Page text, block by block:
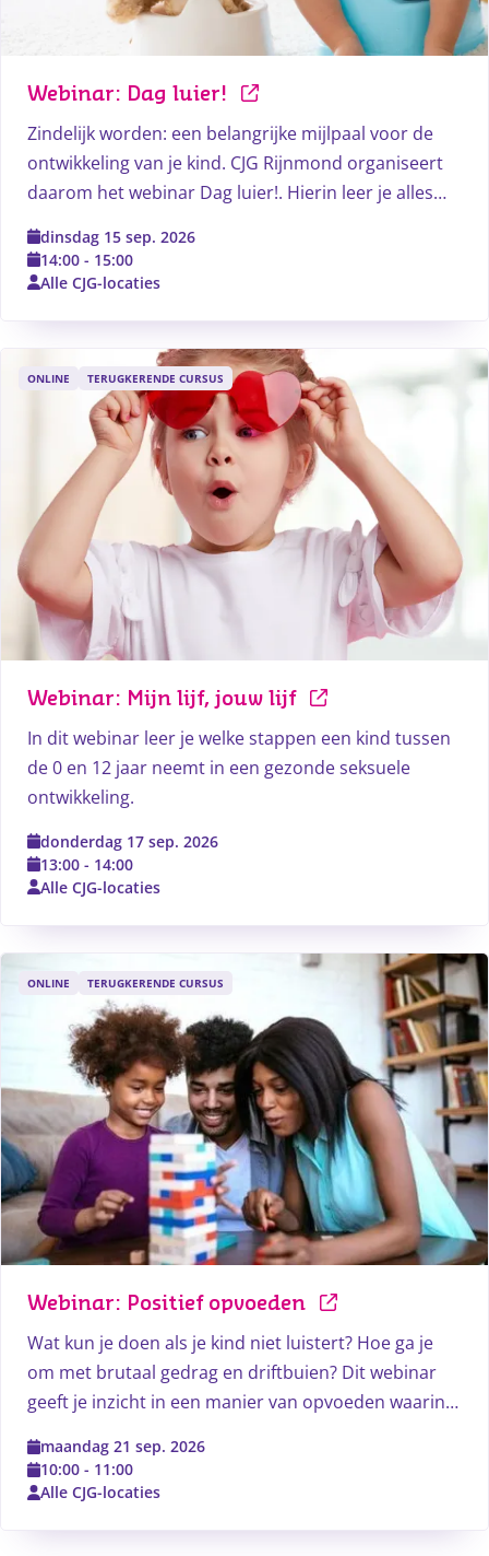
Webinar: Dag luier!
Zindelijk worden: een belangrijke mijlpaal voor de
ontwikkeling van je kind. CJG Rijnmond organiseert
daarom het webinar Dag luier!. Hierin leer je alles
dinsdag 15 sep. 2026
14:00 - 15:00
Alle CJG-locaties
ONLINE TERUGKERENDE CURSUS
Webinar: Mijn lijf, jouw lijf
In dit webinar leer je welke stappen een kind tussen
de 0 en 12 jaar neemt in een gezonde seksuele
ontwikkeling.
donderdag 17 sep. 2026
13:00 - 14:00
Alle CJG-locaties
ONLINE TERUGKERENDE CURSUS
Webinar: Positief opvoeden
Wat kun je doen als je kind niet luistert? Hoe ga je
om met brutaal gedrag en driftbuien? Dit webinar
geeft je inzicht in een manier van opvoeden waarin
ontwikkelen binnen jouw grenzen.
maandag 21 sep. 2026
10:00 - 11:00
Alle CJG-locaties